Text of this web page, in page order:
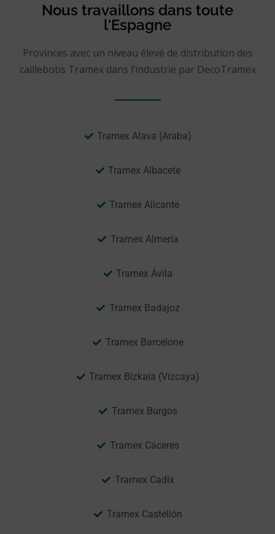
Nous travaillons dans toute
l'Espagne
Provinces avec un niveau élevé de distribution des
caillebotis Tramex dans l’industrie par DecoTramex
Tramex Alava (Araba)
Tramex Albacete
Tramex Alicante
Tramex Almería
Tramex Ávila
Tramex Badajoz
Tramex Barcelone
Tramex Bizkaia (Vizcaya)
Tramex Burgos
Tramex Cáceres
Tramex Cadix
Tramex Castellón